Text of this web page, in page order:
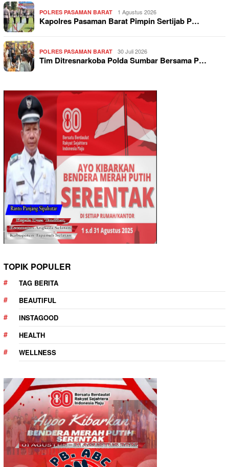
POLRES PASAMAN BARAT 1 Agustus 2026
Kapolres Pasaman Barat Pimpin Sertijab P…
POLRES PASAMAN BARAT 30 Juli 2026
Tim Ditresnarkoba Polda Sumbar Bersama P…
TOPIK POPULER
TAG BERITA
BEAUTIFUL
INSTAGOOD
HEALTH
WELLNESS